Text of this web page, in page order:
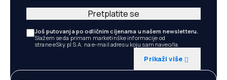
Još putovanja po odličnim cijenama u našem newsletteru.
Slažem se da primam marketinške informacije od
strane eSky.pl S.A. na e-mail adresu koju sam naveo/la.
Prikaži više
Pretplatite se